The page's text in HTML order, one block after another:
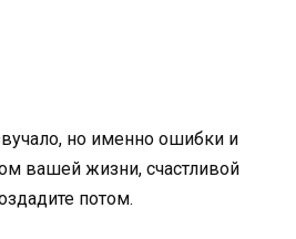
но именно ошибки и
вашей жизни, счастливой
потом.